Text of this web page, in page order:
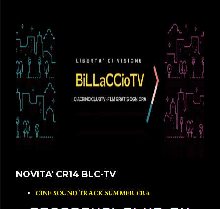
NOVITA' CR14 BLC-TV
CINE SOUND TRACK SUMMER CR4